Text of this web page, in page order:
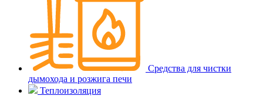
Средства для чистки
дымохода и розжига печи
Теплоизоляция